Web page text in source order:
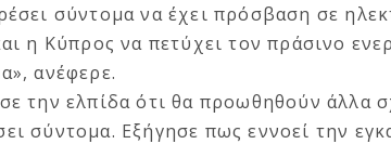
σύντομα να έχει πρόσβαση σε
η Κύπρος να πετύχει τον πράσινο
ανέφερε.
την ελπίδα ότι θα προωθηθούν άλλα
σύντομα. Εξήγησε πως εννοεί την